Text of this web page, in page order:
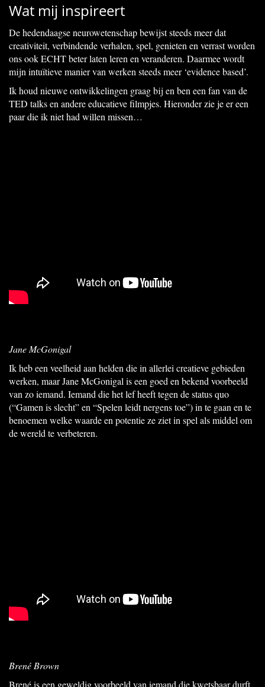
Wat mij inspireert
De hedendaagse neurowetenschap bewijst steeds meer dat
creativiteit, verbindende verhalen, spel, genieten en verrast worden
ons ook ECHT beter laten leren en veranderen. Daarmee wordt
mijn intuïtieve manier van werken steeds meer ‘evidence based’.
Ik houd nieuwe ontwikkelingen graag bij en ben een fan van de
TED talks en andere educatieve filmpjes. Hieronder zie je er een
paar die ik niet had willen missen…
Jane McGonigal
Ik heb een veelheid aan helden die in allerlei creatieve gebieden
werken, maar Jane McGonigal is een goed en bekend voorbeeld
van zo iemand. Iemand die het lef heeft tegen de status quo
(“Gamen is slecht” en “Spelen leidt nergens toe”) in te gaan en te
benoemen welke waarde en potentie ze ziet in spel als middel om
de wereld te verbeteren.
Brené Brown
Brené is een geweldig voorbeeld van iemand die kwetsbaar durft